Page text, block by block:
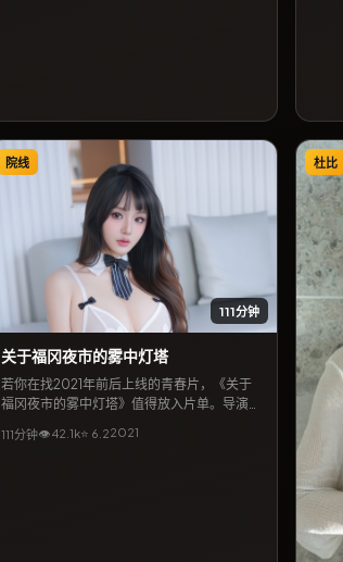
111分钟
院线
关于福冈夜市的雾中灯塔
若你在找2021年前后上线的青春片，《关于
福冈夜市的雾中灯塔》值得放入片单。导演李
档期3月4日。简介层面，本片将都市缝隙里
111分钟👁42.1k⭐ 6.22021
杜比